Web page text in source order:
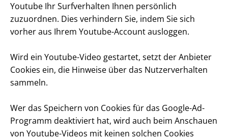
Youtube Ihr Surfverhalten Ihnen persönlich
zuzuordnen. Dies verhindern Sie, indem Sie sich
vorher aus Ihrem Youtube-Account ausloggen.
Wird ein Youtube-Video gestartet, setzt der Anbieter
Cookies ein, die Hinweise über das Nutzerverhalten
sammeln.
Wer das Speichern von Cookies für das Google-Ad-
Programm deaktiviert hat, wird auch beim Anschauen
von Youtube-Videos mit keinen solchen Cookies